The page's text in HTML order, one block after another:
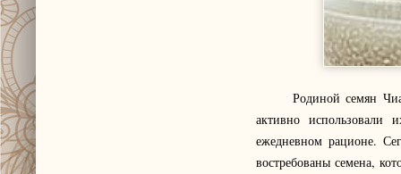
Родиной семян Чиа
активно использовали
ежедневном рационе.
востребованы семена,